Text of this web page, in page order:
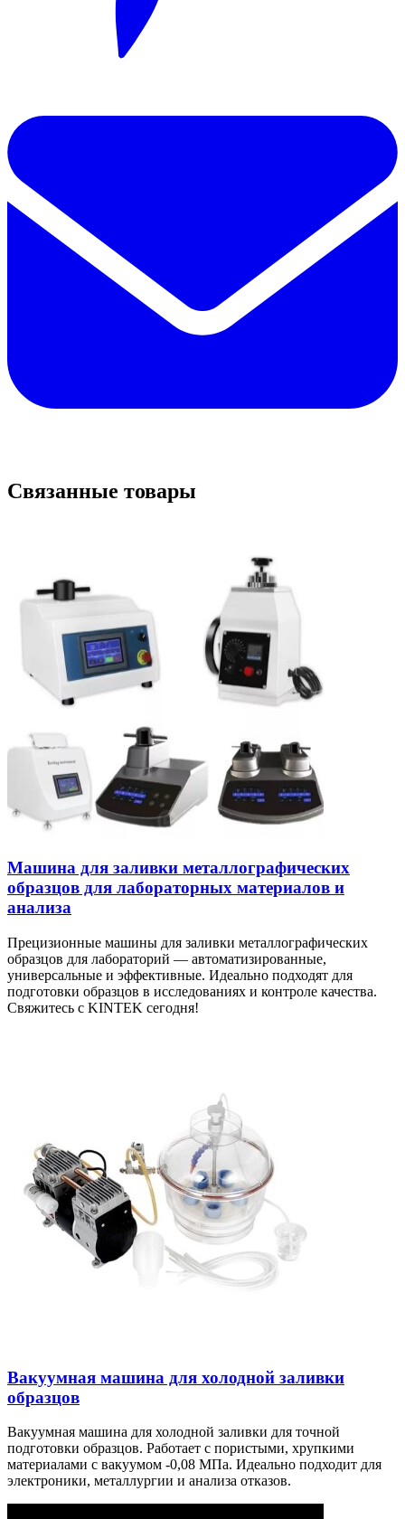
Связанные товары
Машина для заливки металлографических
образцов для лабораторных материалов и
анализа
Прецизионные машины для заливки металлографических
образцов для лабораторий — автоматизированные,
универсальные и эффективные. Идеально подходят для
подготовки образцов в исследованиях и контроле качества.
Свяжитесь с KINTEK сегодня!
Вакуумная машина для холодной заливки
образцов
Вакуумная машина для холодной заливки для точной
подготовки образцов. Работает с пористыми, хрупкими
материалами с вакуумом -0,08 МПа. Идеально подходит для
электроники, металлургии и анализа отказов.